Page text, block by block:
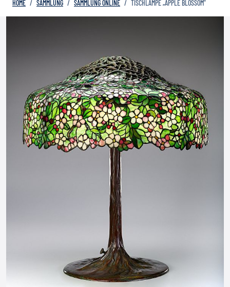
HOME SAMMLUNG SAMMLUNG ONLINE TISCHLAMPE „APPLE BLOSSOM"